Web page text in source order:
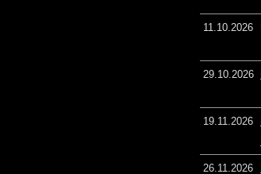
11.10.2026
29.10.2026
19.11.2026
26.11.2026